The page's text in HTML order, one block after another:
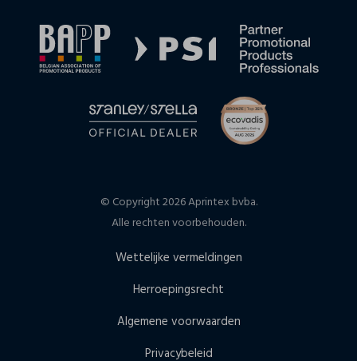
© Copyright 2026 Aprintex bvba.
Alle rechten voorbehouden.
Wettelijke vermeldingen
Herroepingsrecht
Algemene voorwaarden
Privacybeleid